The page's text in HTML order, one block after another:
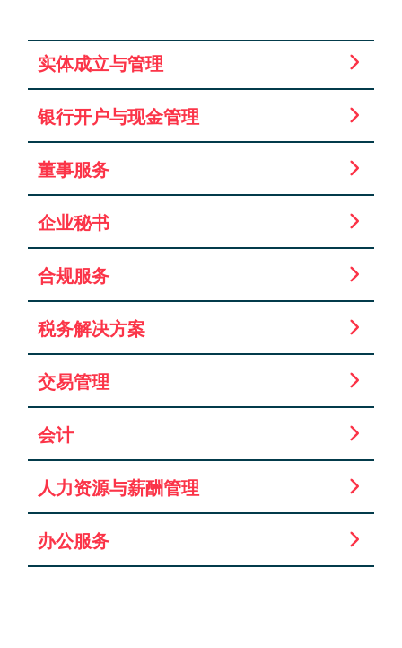
实体成立与管理
银行开户与现金管理
董事服务
企业秘书
合规服务
税务解决方案
交易管理
会计
人力资源与薪酬管理
办公服务